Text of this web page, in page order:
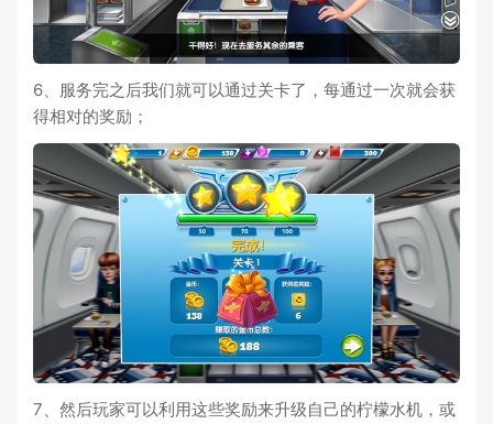
6、服务完之后我们就可以通过关卡了，每通过一次就会获
得相对的奖励；
7、然后玩家可以利用这些奖励来升级自己的柠檬水机，或